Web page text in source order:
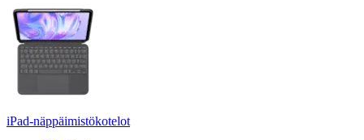
iPad-näppäimistökotelot